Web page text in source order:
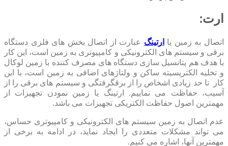
ارت:
اتصال به زمین یا ارتینگ عبارت از اتصال بخش های فلزی دستگاه
برقی و سیستم های الکترونیکی و کامپیوتری به زمین است، این کار
با هدف هم پتانسیل سازی دستگاه های مصرف کننده با زمین لوکال
و تخلیه الکتریسیته ساکن و ولتاژهای اضافی به زمین است، با این
کار تا حد زیادی اشخاص را از برقگرفتگی و سیستم های برقی را از
آسیب، حفاظت می نماییم. ارتینگ یا زمین نمودن تجهیزات از
مهمترین اصول حفاظت الکتریکی تجهیزات می باشد.
عدم اتصال به زمین سیستم های الکترونیکی و کامپیوتری حساس،
می تواند مشکلات متعددی را ایجاد نماید، در ادامه به برخی از
مهمترین آنها، اشاره می کنیم.